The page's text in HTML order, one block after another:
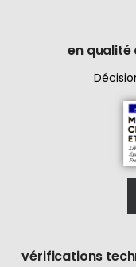
en qualité
vérifications